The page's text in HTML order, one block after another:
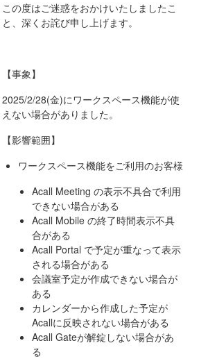
‌この度はご迷惑をおかけいたしましたこ
と、深くお詫び申し上げます。
【事象】
2025/2/28(金)にワークスペース機能が使
えない場合がありました。
‌【影響範囲】
ワークスペース機能をご利用のお客様
Acall Meeting の表示不具合で利用
できない場合がある
Acall Mobile の終了時間表示不具
合がある
Acall Portal で予定が重なって表示
される場合がある
会議室予定が作成できない場合が
ある
カレンダーから作成した予定が
Acallに反映されない場合がある
Acall Gateが解錠しない場合があ
る